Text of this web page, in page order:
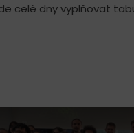
celé dny vyplňovat